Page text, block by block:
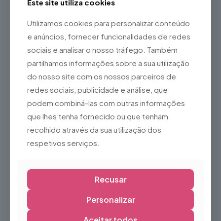
Ideal para
Eventos temáticos
Centros comerciais
Feiras e exposições
Sessões fotográficas
Produções de cinema, televisão e teatro
ambientes de fantasia e elegância, proporcionando um
cenário único que surpreende e encanta visitantes de
todas as idades.
Este site utiliza cookies
Utilizamos cookies para personalizar conteúdo
e anúncios, fornecer funcionalidades de redes
sociais e analisar o nosso tráfego. Também
partilhamos informações sobre a sua utilização
do nosso site com os nossos parceiros de
redes sociais, publicidade e análise, que
podem combiná-las com outras informações
que lhes tenha fornecido ou que tenham
recolhido através da sua utilização dos
respetivos serviços.
Recusar
Personalizar